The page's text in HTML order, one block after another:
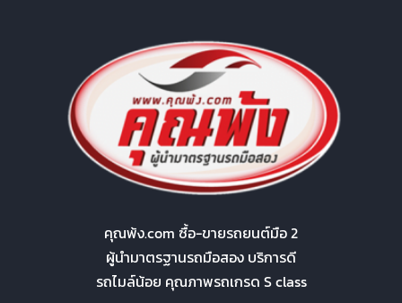
คุณพ้ง.com ซื้อ-ขายรถยนต์มือ 2
ผู้นำมาตรฐานรถมือสอง บริการดี
รถไมล์น้อย คุณภาพรถเกรด S class